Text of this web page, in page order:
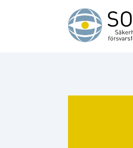
Hoppa till innehåll